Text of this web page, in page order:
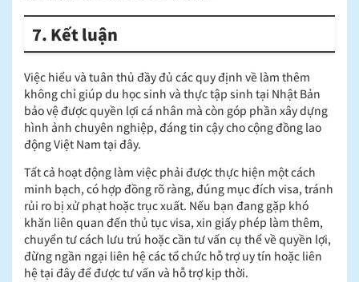
7. Kết luận
Việc hiểu và tuân thủ đầy đủ các quy định về làm thêm
không chỉ giúp du học sinh và thực tập sinh tại Nhật Bản
bảo vệ được quyền lợi cá nhân mà còn góp phần xây dựng
hình ảnh chuyên nghiệp, đáng tin cậy cho cộng đồng lao
động Việt Nam tại đây.
Tất cả hoạt động làm việc phải được thực hiện một cách
minh bạch, có hợp đồng rõ ràng, đúng mục đích visa, tránh
rủi ro bị xử phạt hoặc trục xuất. Nếu bạn đang gặp khó
khăn liên quan đến thủ tục visa, xin giấy phép làm thêm,
chuyển tư cách lưu trú hoặc cần tư vấn cụ thể về quyền lợi,
đừng ngần ngại liên hệ các tổ chức hỗ trợ uy tín hoặc liên
hệ tại đây để được tư vấn và hỗ trợ kịp thời.